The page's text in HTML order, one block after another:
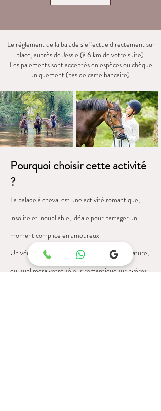
Le règlement de la balade s’effectue directement sur
place, auprès de Jessie (à 6 km de votre suite).
Les paiements sont acceptés en espèces ou chèque
uniquement (pas de carte bancaire).
Pourquoi choisir cette activité
?
La balade à cheval est une activité romantique,
insolite et inoubliable, idéale pour partager un
moment complice en amoureux.
Un véritable instant de déconnexion et de nature,
qui sublimera votre séjour romantique sur hyères